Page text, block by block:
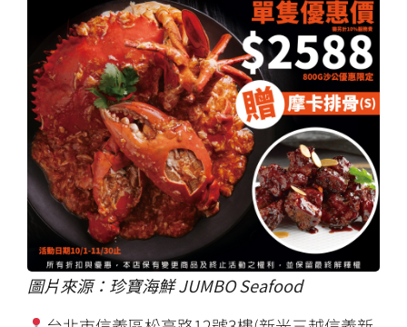
圖片來源：珍寶海鮮 JUMBO Seafood